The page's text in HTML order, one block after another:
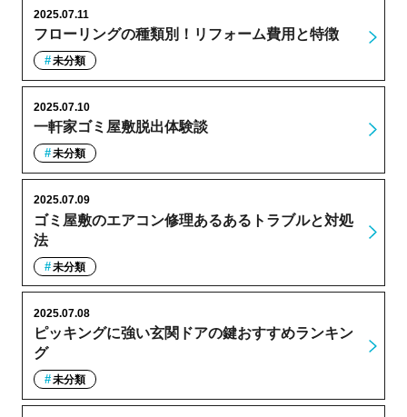
フローリングの種類別！リフォーム費用と特徴
2025.07.11
未分類
一軒家ゴミ屋敷脱出体験談
2025.07.10
未分類
ゴミ屋敷のエアコン修理あるあるトラブルと対処
法
2025.07.09
未分類
ピッキングに強い玄関ドアの鍵おすすめランキン
グ
2025.07.08
未分類